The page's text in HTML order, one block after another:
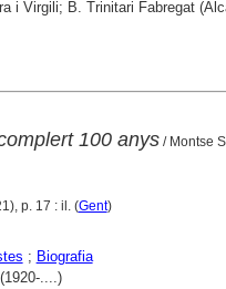
i Virgili; B. Trinitari Fabregat
100 anys/ Montse
p. 17 : il. (Gent)
; Biografia
....)